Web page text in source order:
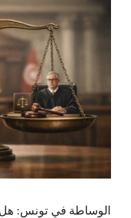
الوساطة في تونس: